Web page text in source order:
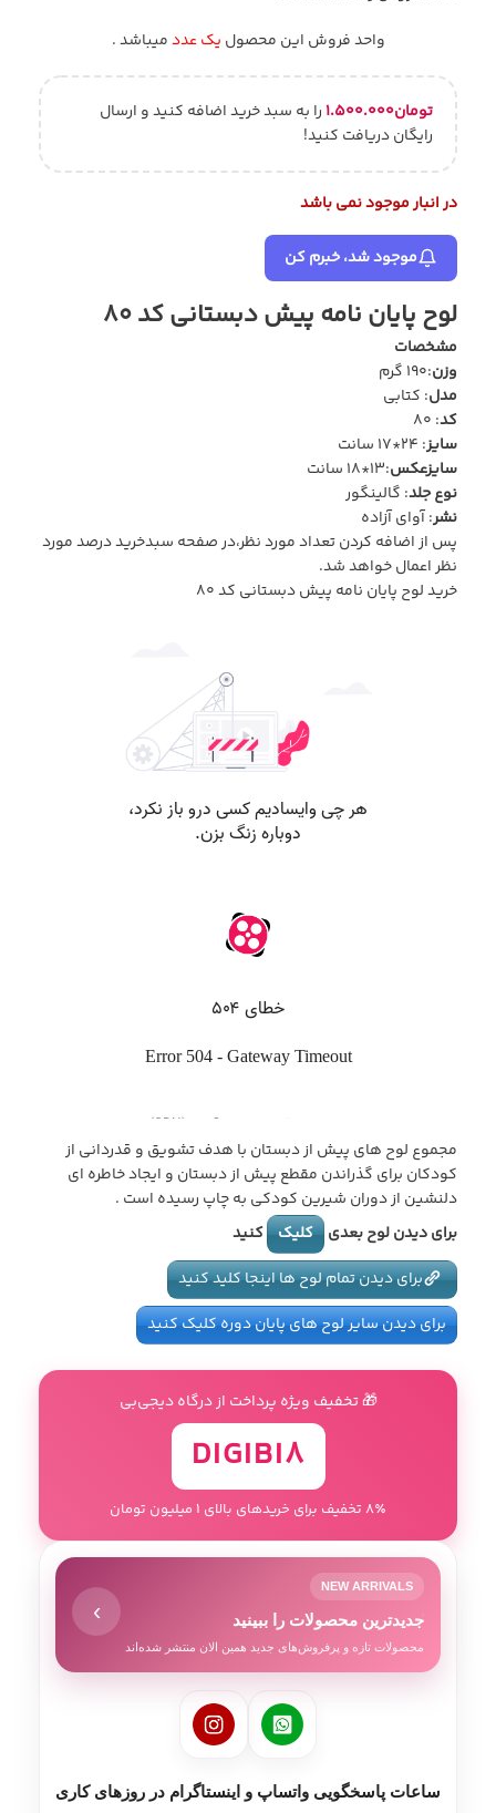
واحد فروش این محصول یک عددمیباشد .
تومان۱.۵۰۰.۰۰۰ را به سبد خرید اضافه کنید و ارسال
رایگان دریافت کنید!
در انبار موجود نمی باشد
موجود شد، خبرم کن
لوح پایان نامه پیش دبستانی کد 80
مشخصات
وزن:190 گرم
مدل: کتابی
کد: 80
سایز: 24*17 سانت
سایزعکس:13*18 سانت
نوع جلد: گالینگور
نشر: آوای آزاده
پس از اضافه کردن تعداد مورد نظر،در صفحه سبدخرید درصد مورد
نظر اعمال خواهد شد.
خرید لوح پایان نامه پیش دبستانی کد 80
مجموع لوح های پیش از دبستان با هدف تشویق و قدردانی از
کودکان برای گذراندن مقطع پیش از دبستان و ایجاد خاطره ای
دلنشین از دوران شیرین کودکی به چاپ رسیده است .
برای دیدن لوح بعدی
کلیک کنید
برای دیدن تمام لوح ها اینجا کلید کنید
برای دیدن سایر لوح های پایان دوره کلیک کنید
🎁 تخفیف ویژه پرداخت از درگاه دیجی‌بی
DIGIBI8
8٪ تخفیف برای خریدهای بالای 1 میلیون تومان
NEW ARRIVALS
جدیدترین محصولات را ببینید
محصولات تازه و پرفروش‌های جدید همین الان منتشر شده‌اند
›
ساعات پاسخگویی واتساپ و اینستاگرام در روزهای کاری